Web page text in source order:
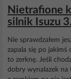
Nietrafione
silnik Isuzu
Nie sprawdzałem
zapala się po jakimś
to zerknę. Jeśli
dobry wynalazek